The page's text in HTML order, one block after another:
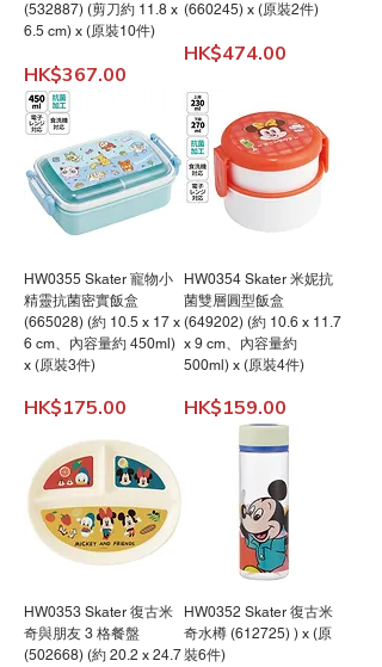
(532887) (剪刀約 11.8 x
6.5 cm) x (原裝10件)
價格
HK$367.00
(660245) x (原裝2件)
價格
HK$474.00
HW0355 Skater 寵物小
精靈抗菌密實飯盒
(665028) (約 10.5 x 17 x
6 cm、內容量約 450ml)
x (原裝3件)
價格
HK$175.00
HW0354 Skater 米妮抗
菌雙層圓型飯盒
(649202) (約 10.6 x 11.7
x 9 cm、內容量約
500ml) x (原裝4件)
價格
HK$159.00
HW0353 Skater 復古米
奇與朋友 3 格餐盤
(502668) (約 20.2 x 24.7
HW0352 Skater 復古米
奇水樽 (612725) ) x (原
裝6件)